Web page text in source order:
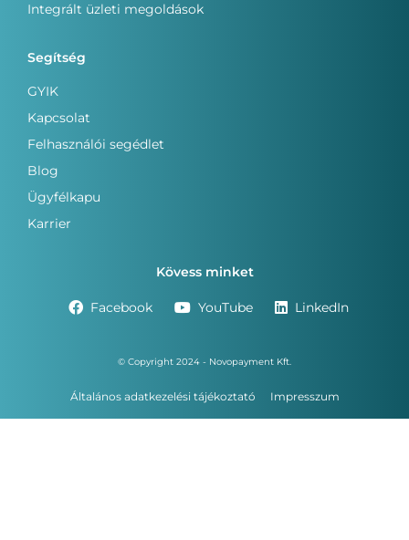
Integrált üzleti megoldások
Segítség
GYIK
Kapcsolat
Felhasználói segédlet
Blog
Ügyfélkapu
Karrier
Kövess minket
Facebook YouTube LinkedIn
© Copyright 2024 - Novopayment Kft.
Általános adatkezelési tájékoztató Impresszum